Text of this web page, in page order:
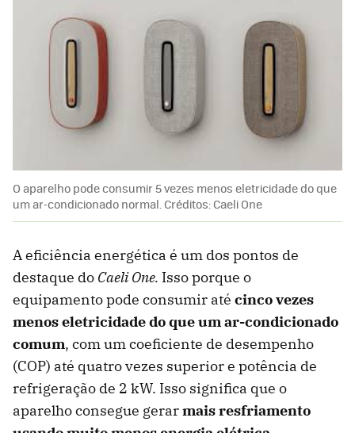
O aparelho pode consumir 5 vezes menos eletricidade do que
um ar-condicionado normal. Créditos: Caeli One
A eficiência energética é um dos pontos de
destaque do Caeli One. Isso porque o
equipamento pode consumir até cinco vezes
menos eletricidade do que um ar-condicionado
comum, com um coeficiente de desempenho
(COP) até quatro vezes superior e potência de
refrigeração de 2 kW. Isso significa que o
aparelho consegue gerarmais resfriamento